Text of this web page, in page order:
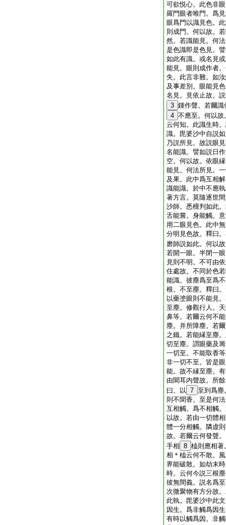
可欲悦心。此色非
羅門眼者唯門。爲
眼爲門以識見色。
則成門。何以故。
然。若識能見。何
是色識即是色見。
如此有識。或名見
能見。眼則成作者
失。此言非難。如
及事差別。眼能見
名見。見依止故。
3 鍾作聲。若爾
4 不應至。何以
云何知。此識生時
識。毘婆沙中自説
乃説所見。故説眼
名能識。譬如説日
空。何以故。依眼
能見。何法所見。
及果。此中爲互相
識能識。於中不應
著方言。莫隨逐世
沙師。悉檀判如此
舌能嘗。身能觸。
用二眼見色。此中
分明見色故。釋曰
磨師説如此。何以
若開一眼。半閉一
見則不明。不可由
住處故。不同於色
能識。彼塵爲至爲
根。不至塵。釋曰
以藥塗眼則不能見
至塵。修觀行人。
鼻等。若爾云何不
塵。并所障塵。若
之鐵。若能縁至塵
切至塵。謂眼藥及
一切至。不能取香
非一切不至。皆是
能。故不縁至塵。
由聞耳内聲故。所
曰。以 7 至到爲塵
則不聞香。至是何
互相觸。爲不相觸
以故。若由一切體
體一分相觸。隣虚
故。若爾云何發聲
手相 8 榼則應相著
相＊榼云何不散。
界能破散。如劫末
時。云何今説三根
彼無間義。説名爲
次微聚物有方分故
此執。毘婆沙中此
因生。爲非觸爲因
有時以觸爲因。非